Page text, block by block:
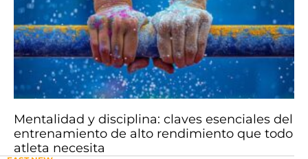
Mentalidad y disciplina: claves esenciales del
entrenamiento de alto rendimiento que todo
atleta necesita